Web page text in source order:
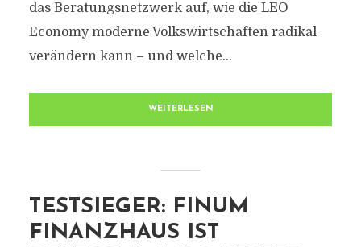
das Beratungsnetzwerk auf, wie die LEO
Economy moderne Volkswirtschaften radikal
verändern kann – und welche...
WEITERLESEN
TESTSIEGER: FINUM
FINANZHAUS IST